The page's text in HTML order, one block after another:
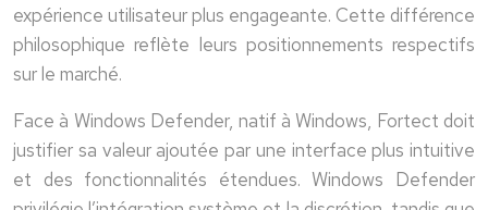
expérience utilisateur plus engageante. Cette différence
philosophique reflète leurs positionnements respectifs
sur le marché.
Face à Windows Defender, natif à Windows, Fortect doit
justifier sa valeur ajoutée par une interface plus intuitive
et des fonctionnalités étendues. Windows Defender